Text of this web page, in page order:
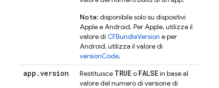
Nota: disponibile solo su dispositivi
Apple e Android. Per Apple, utilizza il
valore di CFBundleVersion e per
Android, utilizza il valore di
versionCode.
app .version Restituisce TRUEo FALSEin base al
valore del numero di versione di